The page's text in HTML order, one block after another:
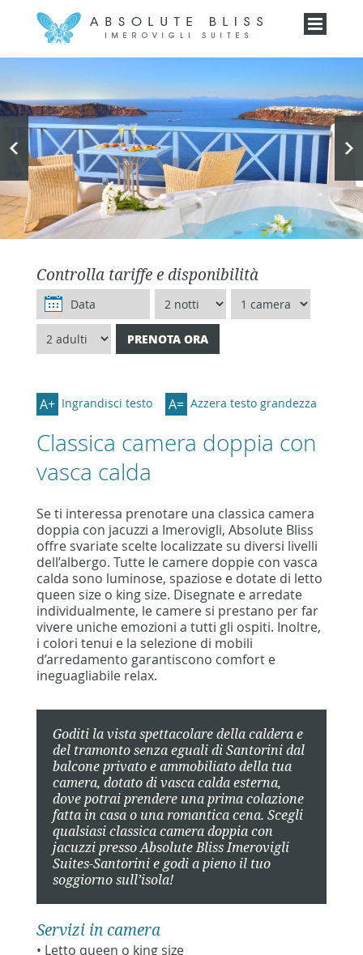
Controlla tariffe e disponibilità
PRENOTA ORA
A+ Ingrandisci testo A= Azzera testo grandezza
Classica camera doppia con
vasca calda
Se ti interessa prenotare una classica camera
doppia con jacuzzi a Imerovigli, Absolute Bliss
offre svariate scelte localizzate su diversi livelli
dell’albergo. Tutte le camere doppie con vasca
calda sono luminose, spaziose e dotate di letto
queen size o king size. Disegnate e arredate
individualmente, le camere si prestano per far
vivere uniche emozioni a tutti gli ospiti. Inoltre,
i colori tenui e la selezione di mobili
d’arredamento garantiscono comfort e
ineguagliabile relax.
Goditi la vista spettacolare della caldera e
del tramonto senza eguali di Santorini dal
balcone privato e ammobiliato della tua
camera, dotato di vasca calda esterna,
dove potrai prendere una prima colazione
fatta in casa o una romantica cena. Scegli
qualsiasi classica camera doppia con
jacuzzi presso Absolute Bliss Imerovigli
Suites-Santorini e godi a pieno il tuo
soggiorno sull’isola!
Servizi in camera
• Letto queen o king size